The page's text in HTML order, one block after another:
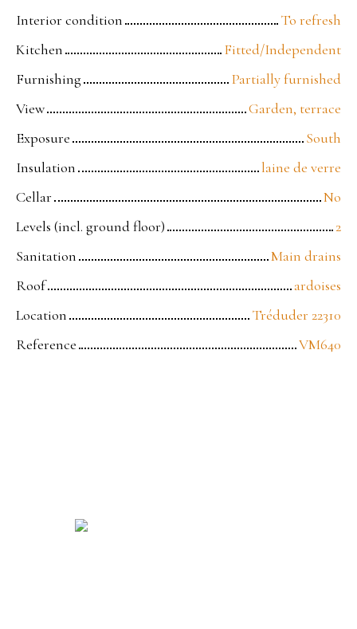
Interior condition
To refresh
Kitchen
Fitted/Independent
Furnishing
Partially furnished
View
Garden, terrace
Exposure
South
Insulation
laine de verre
Cellar
No
Levels (incl. ground floor)
2
Sanitation
Main drains
Roof
ardoises
Location
Tréduder 22310
Reference
VM640